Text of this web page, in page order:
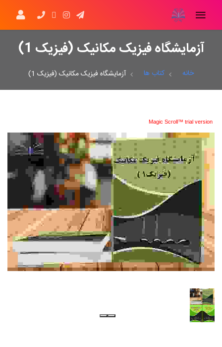
آزمایشگاه فیزیک مکانیک (فیزیک 1)
خانه کتاب ها آزمایشگاه فیزیک مکانیک (فیزیک 1)
Magic Scroll™ trial version